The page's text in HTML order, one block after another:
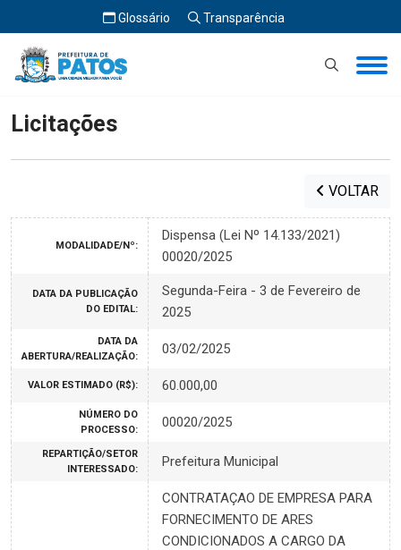
Glossário Transparência
Início Licitações
Licitações
VOLTAR
MODALIDADE/Nº:
Dispensa (Lei Nº 14.133/2021)
00020/2025
DATA DA PUBLICAÇÃO
DO EDITAL:
Segunda-Feira - 3 de Fevereiro de
2025
DATA DA
ABERTURA/REALIZAÇÃO:
03/02/2025
VALOR ESTIMADO (R$): 60.000,00
NÚMERO DO
PROCESSO:
00020/2025
REPARTIÇÃO/SETOR
INTERESSADO:
Prefeitura Municipal
CONTRATAÇAO DE EMPRESA PARA
FORNECIMENTO DE ARES
CONDICIONADOS A CARGO DA